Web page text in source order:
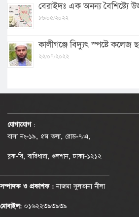
বেরাইদঃ এক অনন্য বৈশিষ্ট্যে
১৬/০৫/২০২২
কালীগঞ্জে বিদ্যুৎ স্পষ্টে কলেজ
২২/০৭/২০২২
যোগাযোগ :
বাসা নং-১৯, ৫ম তলা, রোড-৭/এ,
ব্লক-বি, বারিধারা, গুলশান, ঢাকা-১২১২
সম্পাদক ও প্রকাশক :নাজমা সুলতানা নীলা
মোবাইল: ০১৬২২৩৯৩৯৩৯